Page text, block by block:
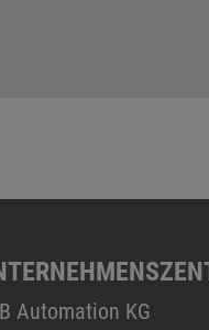
Automation KG